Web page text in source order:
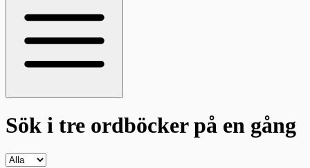
Sök i tre ordböckerpå en gång